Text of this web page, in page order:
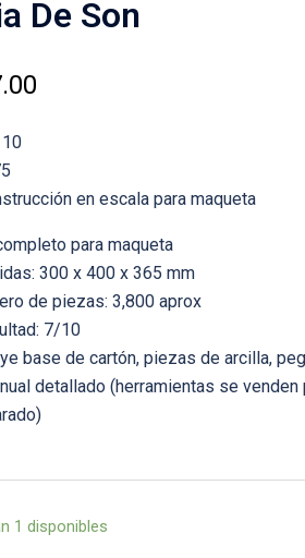
De Son
en escala para maqueta
para maqueta
300 x 400 x 365 mm
de piezas: 3,800 aprox
7/10
base de cartón, piezas de arcilla,
detallado (herramientas se venden
1 disponibles